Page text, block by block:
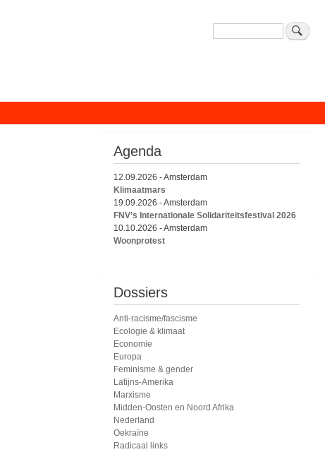
Zoeken
Agenda
12.09.2026 -Amsterdam
Klimaatmars
19.09.2026 -Amsterdam
FNV’s Internationale Solidariteitsfestival 2026
10.10.2026 -Amsterdam
Woonprotest
Dossiers
Anti-racisme/fascisme
Ecologie & klimaat
Economie
Europa
Feminisme & gender
Latijns-Amerika
Marxisme
Midden-Oosten en Noord Afrika
Nederland
Oekraïne
Radicaal links